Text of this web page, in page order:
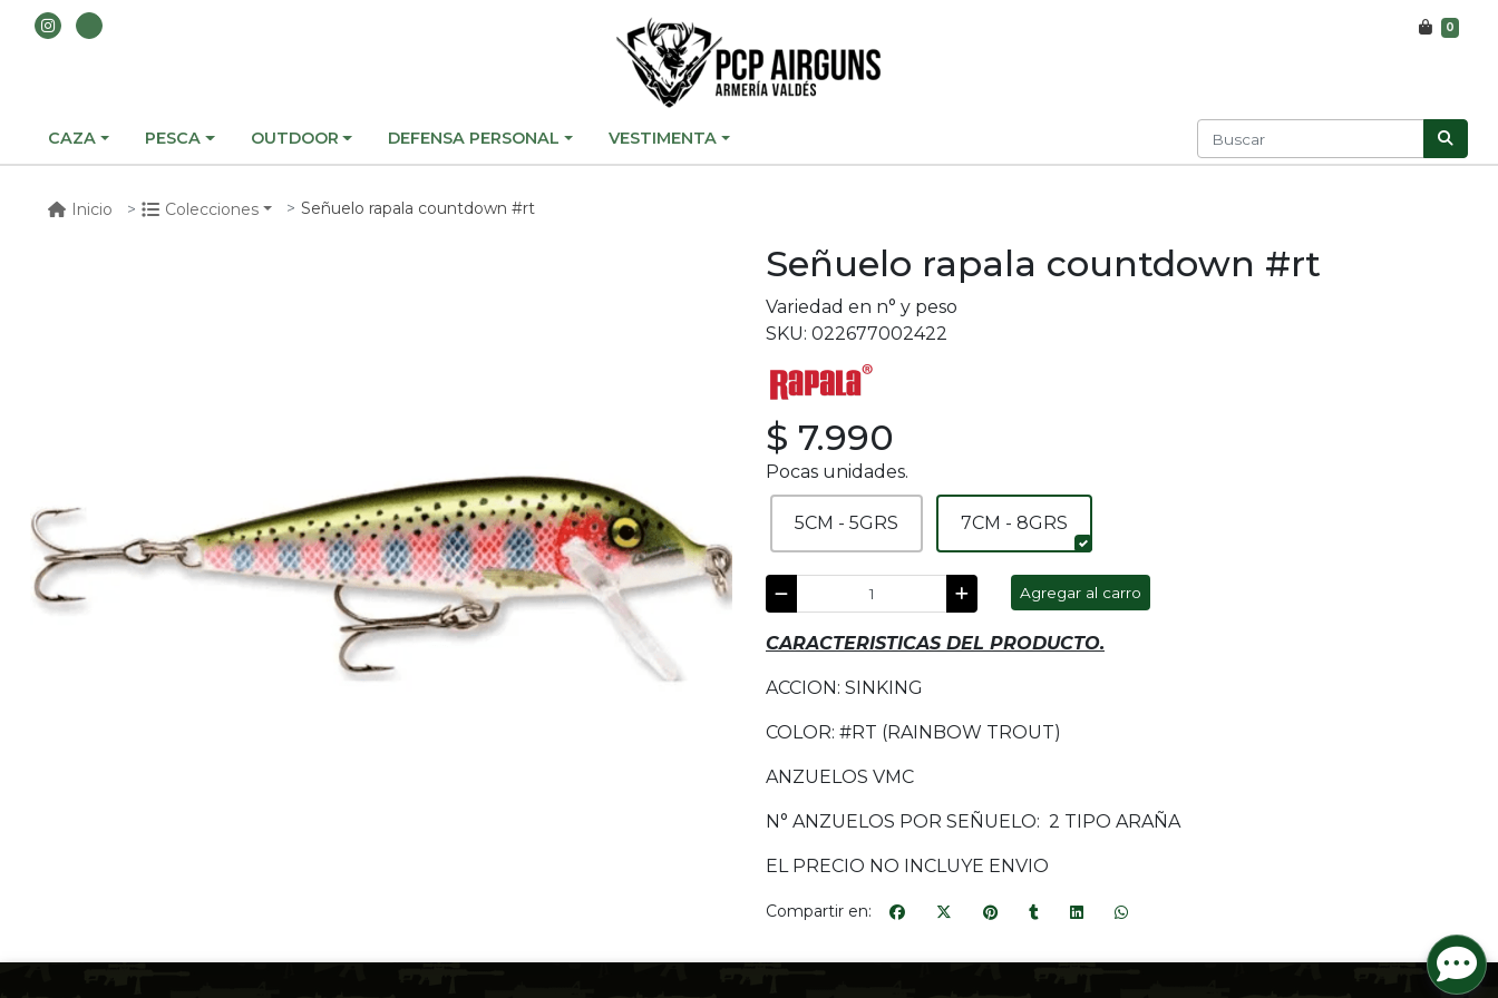
0
CAZA PESCA OUTDOOR DEFENSA PERSONAL VESTIMENTA
Inicio Colecciones Señuelo rapala countdown #rt
Señuelo rapala countdown #rt
Variedad en n° y peso
SKU: 022677002422
$ 7.990
Pocas unidades.
5CM - 5GRS 7CM - 8GRS
Agregar al carro
CARACTERISTICAS DEL PRODUCTO.
ACCION: SINKING
COLOR: #RT (RAINBOW TROUT)
ANZUELOS VMC
N° ANZUELOS POR SEÑUELO: 2 TIPO ARAÑA
EL PRECIO NO INCLUYE ENVIO
Compartir en: